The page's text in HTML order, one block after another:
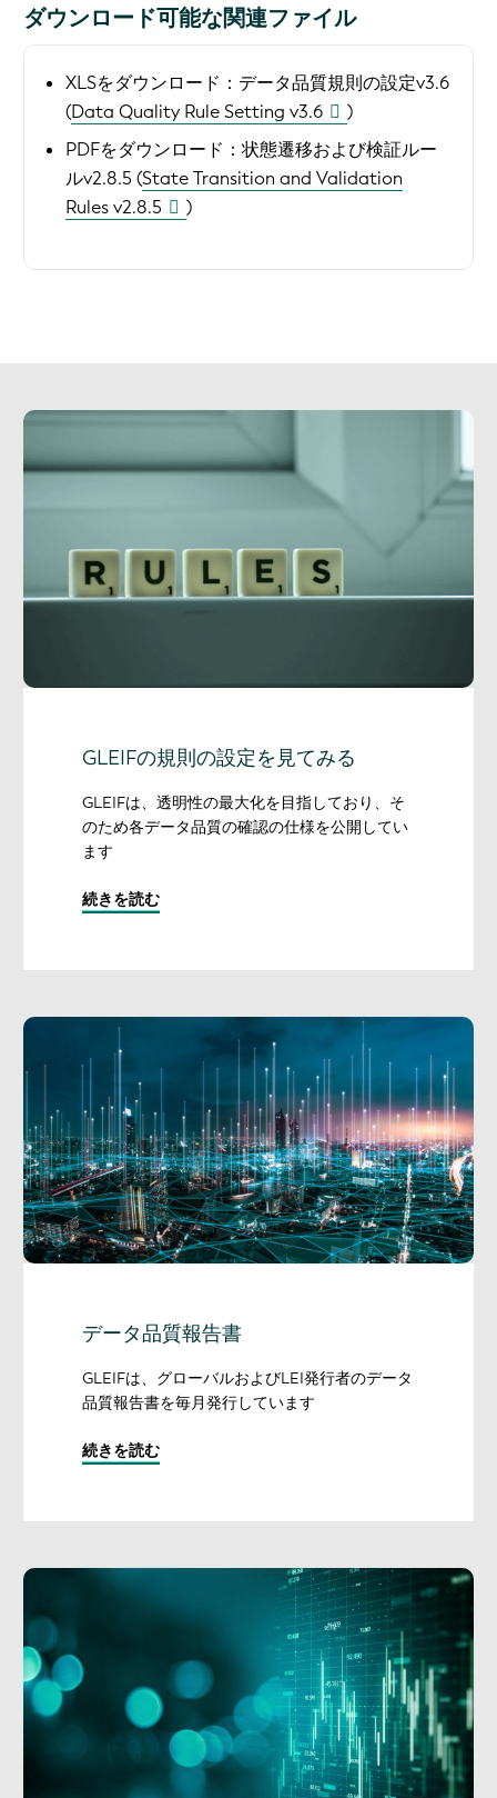
ダウンロード可能な関連ファイル
XLSをダウンロード： データ品質規則の設定v3.6
(Data Quality Rule Setting v3.6
)
PDFをダウンロード： 状態遷移および検証ルー
ルv2.8.5 (State Transition and Validation
Rules v2.8.5
)
GLEIFの規則の設定を見てみる
GLEIFは、透明性の最大化を目指しており、そ
のため各データ品質の確認の仕様を公開してい
ます
続きを読む
データ品質報告書
GLEIFは、グローバルおよびLEI発行者のデータ
品質報告書を毎月発行しています
続きを読む